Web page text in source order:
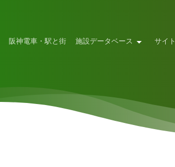
阪神電車・駅と街 施設データベース サイ